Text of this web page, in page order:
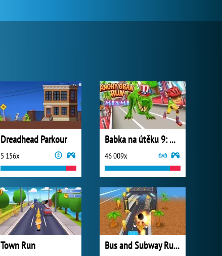
Dreadhead Parkour
5 156x
Babka na útěku 9: Miami
46 009x
Town Run Bus and Subway Runner